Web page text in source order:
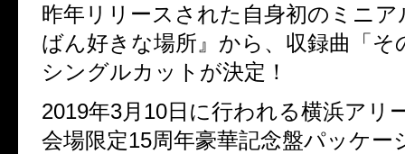
昨年リリースされた自身初のミニ
ばん好きな場所』から、収録曲「そ
シングルカットが決定！
2019年3月 10日に行われる横浜アリ
会場限定15周年豪華記念盤パッケー